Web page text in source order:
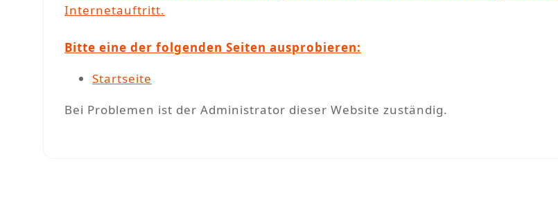
Internetauftritt.
Bitte eine der folgenden Seiten ausprobieren:
Startseite
Bei Problemen ist der Administrator dieser Website zuständig.